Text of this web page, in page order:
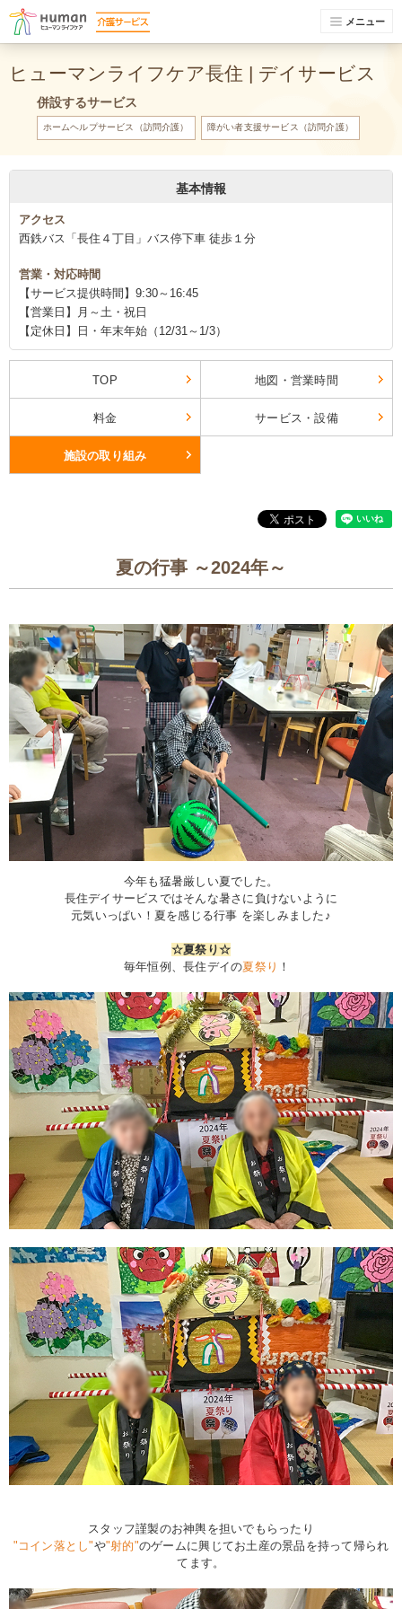
メニュー
ヒューマンライフケア長住 | デイサービス
併設するサービス
ホームヘルプサービス（訪問介護） 障がい者支援サービス（訪問介護）
基本情報
アクセス
西鉄バス「長住４丁目」バス停下車 徒歩１分
営業・対応時間
【サービス提供時間】9:30～16:45
【営業日】月～土・祝日
【定休日】日・年末年始（12/31～1/3）
TOP 地図・営業時間
料金 サービス・設備
施設の取り組み
夏の行事 ～2024年～
今年も猛暑厳しい夏でした。
長住デイサービスではそんな暑さに負けないように
元気いっぱい！夏を感じる行事 を楽しみました♪
☆夏祭り☆
毎年恒例、長住デイの夏祭り ！
スタッフ謹製のお神輿を担いでもらったり
"コイン落とし"や"射的"のゲームに興じてお土産の景品を持って帰られ
てます。